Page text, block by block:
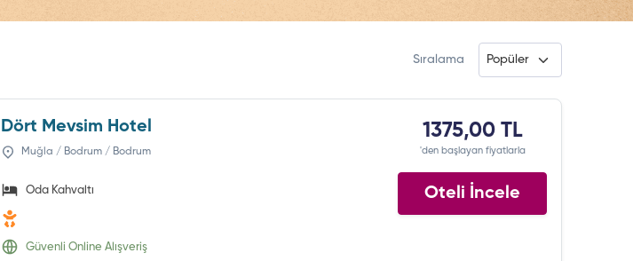
Sıralama
Dört Mevsim Hotel
Muğla / Bodrum / Bodrum
Oda Kahvaltı
Güvenli Online Alışveriş
1375,00 TL
'den başlayan fiyatlarla
Oteli İncele